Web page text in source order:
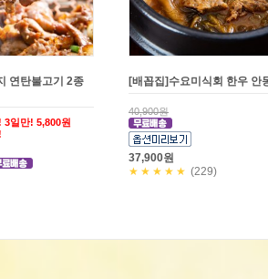
연탄불고기 2종
일만! 5,800원
[배꼽집]수요미식회 한우 안
40,900원
37,900원
★★★★★ (229)